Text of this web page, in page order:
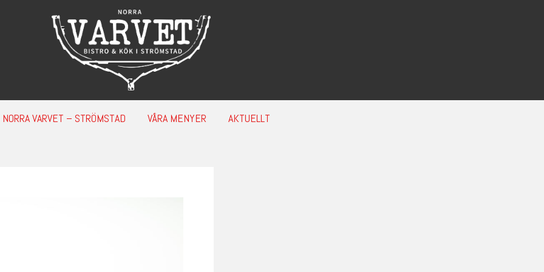
NORRA VARVET – STRÖMSTAD VÅRA MENYER AKTUELLT